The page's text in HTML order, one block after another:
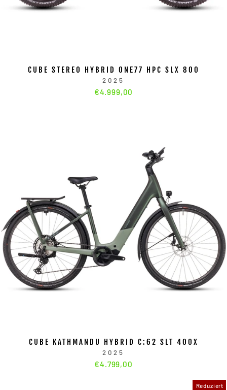
CUBE STEREO HYBRID ONE77 HPC SLX 800
2025
€4.999,00
CUBE KATHMANDU HYBRID C:62 SLT 400X
2025
€4.799,00
Reduziert